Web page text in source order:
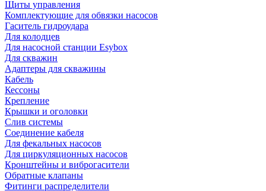
Щиты управления
Комплектующие для обвязки насосов
Гаситель гидроудара
Для колодцев
Для насосной станции Esybox
Для скважин
Адаптеры для скважины
Кабель
Кессоны
Крепление
Крышки и оголовки
Слив системы
Соединение кабеля
Для фекальных насосов
Для циркуляционных насосов
Кронштейны и виброгасители
Обратные клапаны
Фитинги распределители